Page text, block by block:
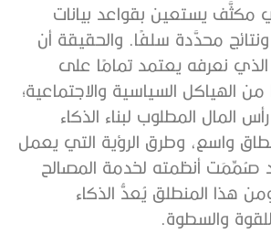
مكثَّف يستعين بقواعد بيانات
محدَّدة سلفًا. والحقيقة أن
الذي نعرفه يعتمد تمامًا على
الهياكل السياسية والاجتماعية؛
المال المطلوب لبناء الذكاء
واسع، وطرق الرؤية التي يعمل
صُمِّمَت أنظمته لخدمة المصالح
هذا المنطلق يُعدُّ الذكاء
والسطوة.